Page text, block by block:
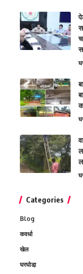
Categories
Blog
कवर्धा
खेल
घरघोडा़